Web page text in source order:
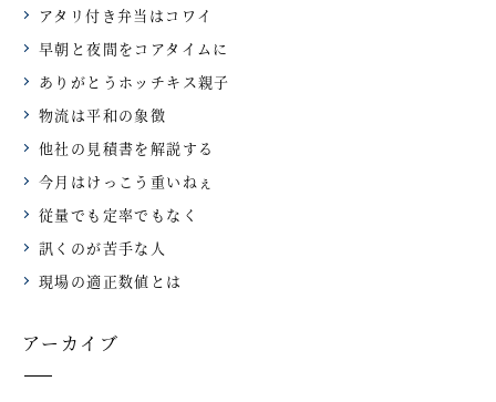
アタリ付き弁当はコワイ
早朝と夜間をコアタイムに
ありがとうホッチキス親子
物流は平和の象徴
他社の見積書を解説する
今月はけっこう重いねぇ
従量でも定率でもなく
訊くのが苦手な人
現場の適正数値とは
アーカイブ